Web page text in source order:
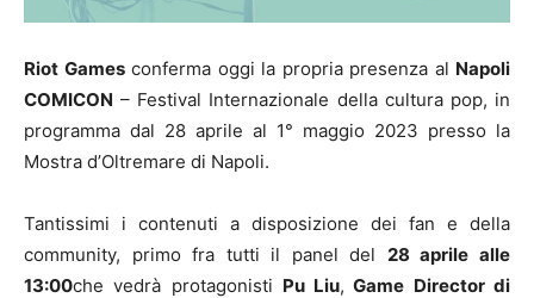
Riot Gamesconferma oggi la propria presenza al Napoli
COMICON – Festival Internazionale della cultura pop, in
programma dal 28 aprile al 1° maggio 2023 presso la
Mostra d’Oltremare di Napoli.
Tantissimi i contenuti a disposizione dei fan e della
community, primo fra tutti il panel del 28 aprile alle
13:00che vedrà protagonisti Pu Liu, Game Director di